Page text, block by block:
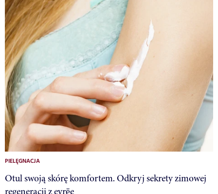
PIELĘGNACJA
Otul swoją skórę komfortem. Odkryj sekrety zimowej
regeneracji z evrēe